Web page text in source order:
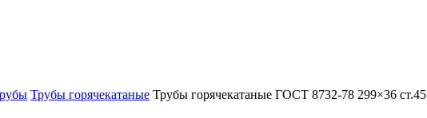
Трубы горячекатаные Трубы горячекатаные ГОСТ 8732-78 299×36 ст.45